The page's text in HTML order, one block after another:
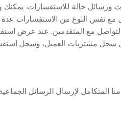
ورسائل حالة للاستفسارات.
مع نفس النوع من الاستفسارات
التواصل مع المتقدمين. عند عرض
المتكامل لإرسال الرسائل